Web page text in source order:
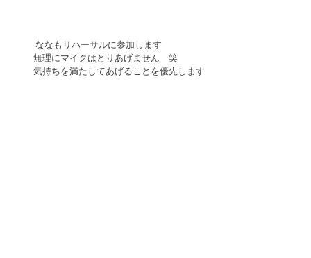
ななもリハーサルに参加します
無理にマイクはとりあげません　笑
気持ちを満たしてあげることを優先します